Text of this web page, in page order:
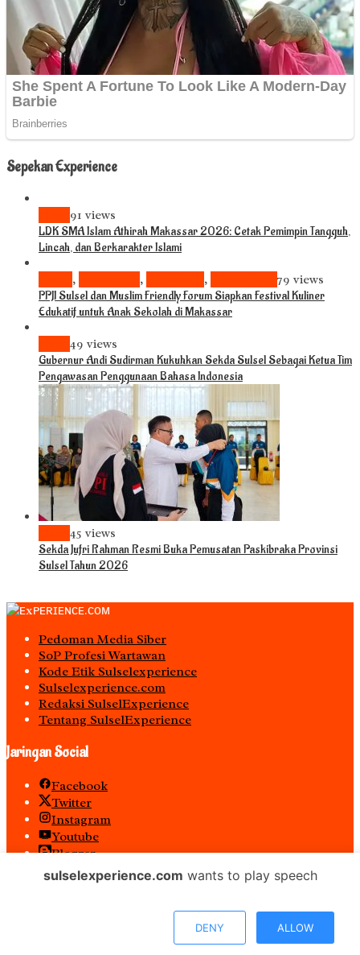
Sepekan Experience
91 views
LDK SMA Islam Athirah Makassar 2026: Cetak Pemimpin Tangguh,
Lincah, dan Berkarakter Islami
, , , 79 views
PPJI Sulsel dan Muslim Friendly Forum Siapkan Festival Kuliner
Edukatif untuk Anak Sekolah di Makassar
49 views
Gubernur Andi Sudirman Kukuhkan Sekda Sulsel Sebagai Ketua Tim
Pengawasan Penggunaan Bahasa Indonesia
45 views
Sekda Jufri Rahman Resmi Buka Pemusatan Paskibraka Provinsi
Sulsel Tahun 2026
Pedoman Media Siber
S0P Profesi Wartawan
Kode Etik Sulselexperience
Sulselexperience.com
Redaksi SulselExperience
Tentang SulselExperience
Jaringan Social
Facebook
Twitter
Instagram
Youtube
Blogger
Spotify
𝐏𝐓 𝕰𝖝𝖕𝖊𝖗𝖎𝖊𝖓𝖈𝖊 𝕸𝖊𝖉𝖎𝖆 𝖀𝖙𝖆𝖒𝖆 𝕋𝕖𝕣𝕕𝕒𝕗𝕥𝕒𝕣 𝖊-𝕮𝖆𝖙𝖆𝖑𝖔𝖌 𝐁𝐞𝐥𝐚𝐧𝐣𝐚
sulselexperience.com wants to play speech
DENY ALLOW